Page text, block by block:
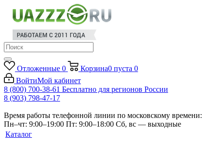
Отложенные 0 Корзина0 пуста 0
ВойтиМой кабинет
8 (800) 700-38-61 Бесплатно для регионов России
8 (903) 798-47-17
Время работы телефонной линии по московскому времени:
Пн–чт: 9:00–19:00 Пт: 9:00–18:00 Сб, вс — выходные
Каталог